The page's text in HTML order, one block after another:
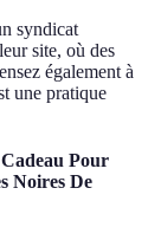
syndicat
site, où des
également à
une pratique
Pour
Noires De